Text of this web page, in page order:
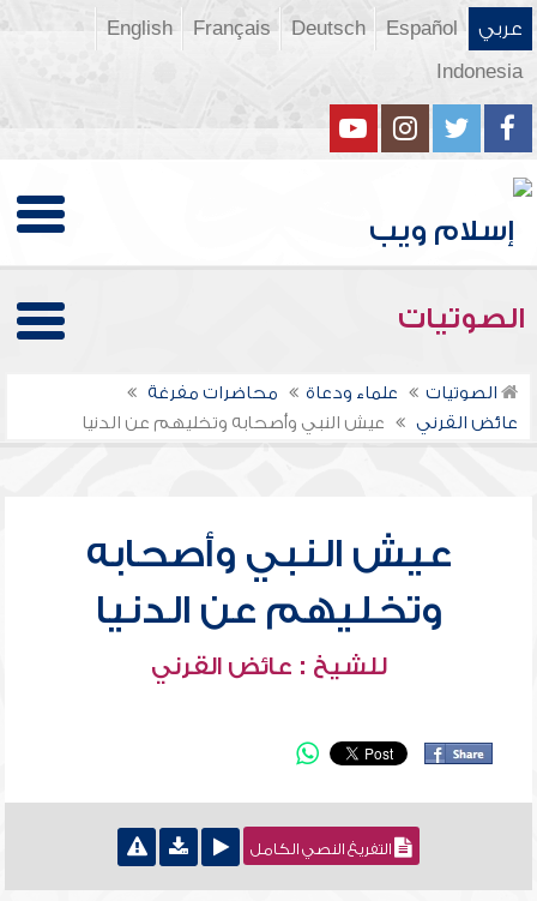
عربي Español
Deutsch
Français
English
Indonesia
الصوتيات
الصوتيات علماء ودعاة
محاضرات مفرغة
عائض القرني
عيش النبي وأصحابه وتخليهم عن الدنيا
عيش النبي وأصحابه
وتخليهم عن الدنيا
للشيخ : عائض القرني
التفريغ النصي الكامل